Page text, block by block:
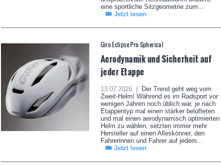
eine sportliche Sitzgeometrie zum...
Jetzt lesen
Giro Eclipse Pro Spherical
Aerodynamik und Sicherheit auf
jeder Etappe
13.07.2026 |
Der Trend geht weg vom
Zweit-Helm! Während es im Radsport vor
wenigen Jahren noch üblich war, je nach
Etappentyp mal einen stärker belüfteten
und mal einen aerodynamisch optimierten
Helm zu wählen, setzten immer mehr
Hersteller auf einen Alleskönner, den
Fahrerinnen und Fahrer auf jedem...
Jetzt lesen